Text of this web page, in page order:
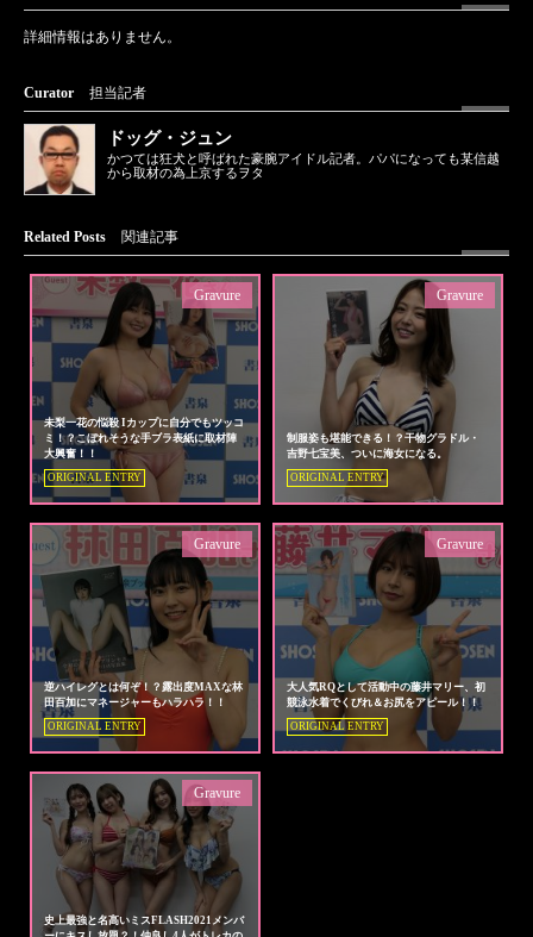
詳細情報はありません。
Curator 担当記者
ドッグ・ジュン
かつては狂犬と呼ばれた豪腕アイドル記者。パパになっても某信越
から取材の為上京するヲタ
Related Posts 関連記事
未梨一花の悩殺 Iカップに自分でもツッコ
ミ！？こぼれそうな手ブラ表紙に取材陣
大興奮！！
ORIGINAL ENTRY
Gravure
制服姿も堪能できる！？干物グラドル・
吉野七宝美、ついに海女になる。
ORIGINAL ENTRY
Gravure
逆ハイレグとは何ぞ！？露出度MAXな林
田百加にマネージャーもハラハラ！！
ORIGINAL ENTRY
Gravure
大人気RQとして活動中の藤井マリー、初
競泳水着でくびれ＆お尻をアピール！！
ORIGINAL ENTRY
Gravure
史上最強と名高いミスFLASH2021メンバ
Gravure